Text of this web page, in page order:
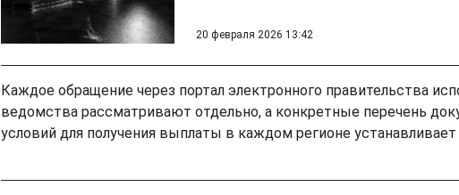
20 февраля 2026 13:42
Каждое обращение через портал электронного правительства
ведомства рассматривают отдельно, а конкретные перечень
условий для получения выплаты в каждом регионе устанавливает